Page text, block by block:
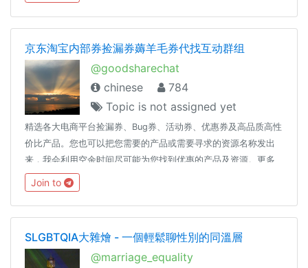
京东淘宝内部券捡漏券薅羊毛券代找互动群组
@goodsharechat
chinese
784
Topic is not assigned yet
精选各大电商平台捡漏券、Bug券、活动券、优惠券及高品质高性
价比产品。您也可以把您需要的产品或需要寻求的资源名称发出
来，我会利用空余时间尽可能为您找到优惠的产品及资源。更多
资源见：优选资源频道 https://t.me/valueshare【注】本群组只
接受有资源需求询问或讨论，不涉及政治、宗教、文化及友商等
话题，对具有发布不当言论或资源的情况，群主可以不警示直接
Join to
SLGBTQIA大雜燴 - 一個輕鬆聊性別的同溫層
@marriage_equality